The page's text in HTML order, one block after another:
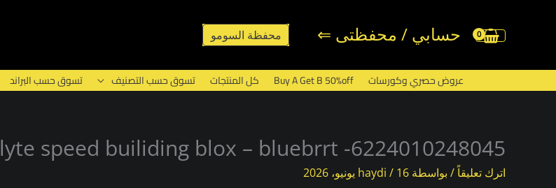
حسابي / محفظتى ⇐ محفظة السومو
عروض حصري وكورسات Buy A Get B 50%off كل المنتجات تسوق حسب التصنيف تسوق حسب البراند
lyte speed builiding blox – bluebrrt -6224010248045
اترك تعليقاً/ بواسطة haydi / 16 يونيو، 2026